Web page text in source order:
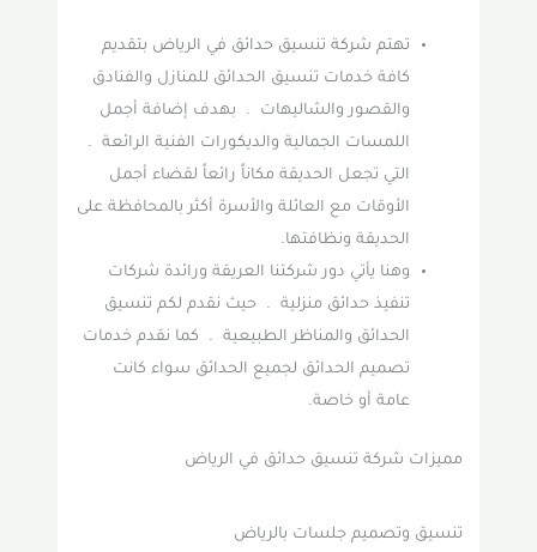
تهتم شركة تنسيق حدائق في الرياض بتقديم
كافة خدمات تنسيق الحدائق للمنازل والفنادق
والقصور والشاليهات . بهدف إضافة أجمل
اللمسات الجمالية والديكورات الفنية الرائعة .
التي تجعل الحديقة مكاناً رائعاً لقضاء أجمل
الأوقات مع العائلة والأسرة أكثر بالمحافظة على
الحديقة ونظافتها.
وهنا يأتي دور شركتنا العريقة ورائدة شركات
تنفيذ حدائق منزلية . حيث نقدم لكم تنسيق
الحدائق والمناظر الطبيعية . كما نقدم خدمات
تصميم الحدائق لجميع الحدائق سواء كانت
عامة أو خاصة.
مميزات شركة تنسيق حدائق في الرياض
تنسيق وتصميم جلسات بالرياض